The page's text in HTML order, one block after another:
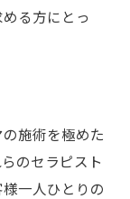
る方にとっ
施術を極めた
のセラピスト
一人ひとりの